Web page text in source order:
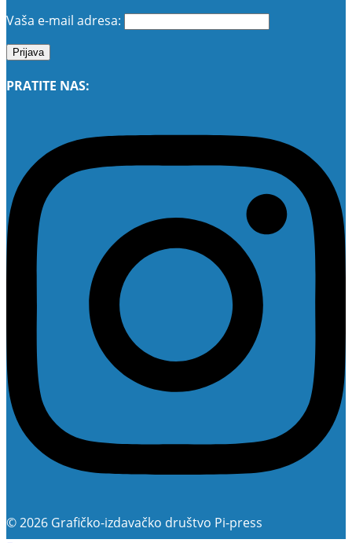
Vaša e-mail adresa:
PRATITE NAS:
© 2026 Grafičko-izdavačko društvo Pi-press